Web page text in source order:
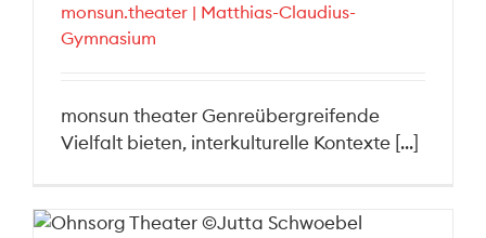
monsun.theater | Matthias-Claudius-
Gymnasium
monsun theater Genreübergreifende
Vielfalt bieten, interkulturelle Kontexte [...]